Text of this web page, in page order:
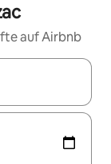
auf Airbnb
mit den